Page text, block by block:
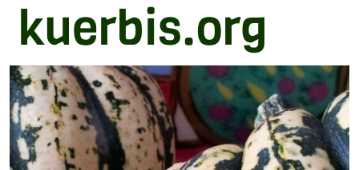
Zum Hauptinhalt springen
kuerbis.org